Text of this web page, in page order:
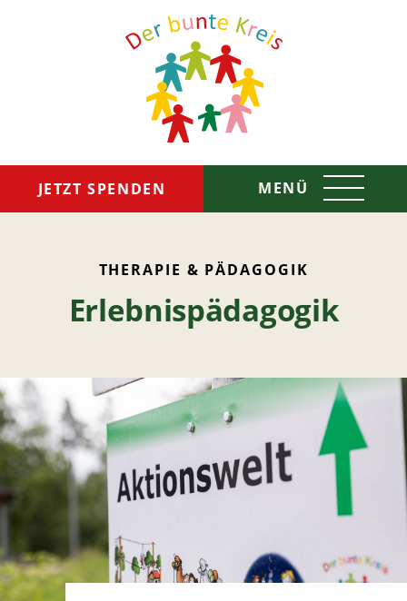
JETZT SPENDEN MENÜ
Das sind wir
So helfen wir
THERAPIE & PÄDAGOGIK
Erlebnispädagogik